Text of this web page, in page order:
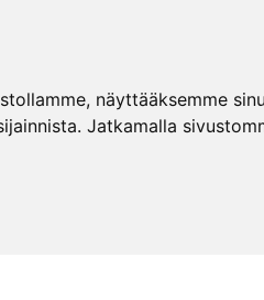
näyttääksemme
Jatkamalla